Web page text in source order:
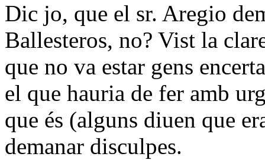
Dic jo, que el sr. Aregio
Ballesteros, no? Vist la
que no va estar gens
el que hauria de fer amb
que és (alguns diuen que
demanar disculpes.